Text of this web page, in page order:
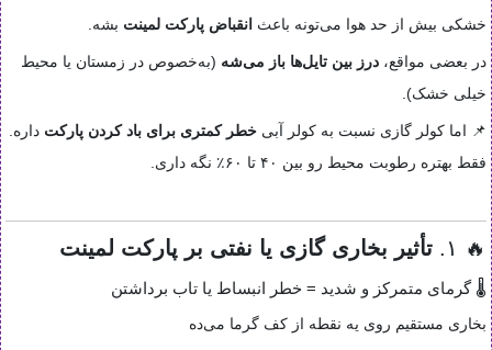
خشکی بیش از حد هوا می‌تونه باعث انقباض پارکت لمینت بشه.
در بعضی مواقع، درز بین تایل‌ها باز می‌شه (به‌خصوص در زمستان یا محیط
خیلی خشک).
📌 اما کولر گازی نسبت به کولر آبی خطر کمتری برای باد کردن پارکت داره.
فقط بهتره رطوبت محیط رو بین ۴۰ تا ۶۰٪ نگه داری.
🔥 ۱. تأثیر بخاری گازی یا نفتی بر پارکت لمینت
🌡 گرمای متمرکز و شدید = خطر انبساط یا تاب برداشتن
بخاری مستقیم روی یه نقطه از کف گرما می‌ده